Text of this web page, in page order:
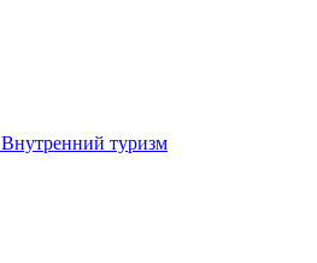
Внутренний туризм